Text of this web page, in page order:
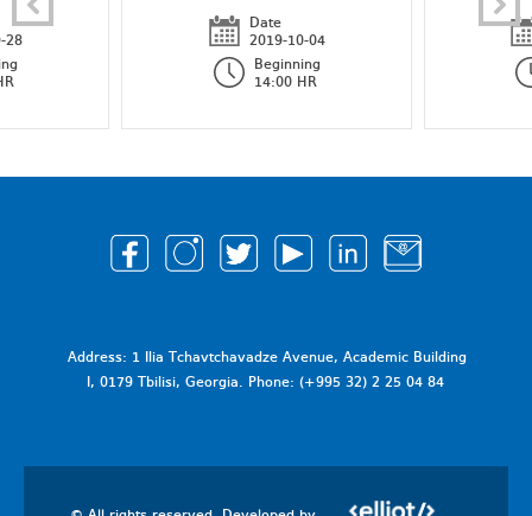
28
Date
2019-10-04
Beginning
14:00 HR
Address: 1 Ilia Tchavtchavadze Avenue, Academic Building
I, 0179 Tbilisi, Georgia. Phone: (+995 32) 2 25 04 84